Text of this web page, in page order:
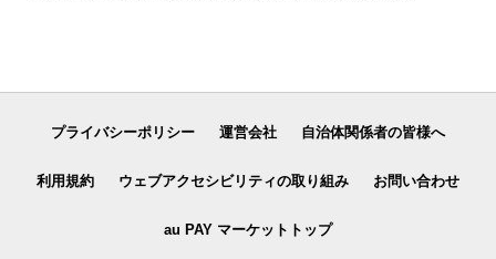
プライバシーポリシー 運営会社 自治体関係者の皆様へ
利用規約 ウェブアクセシビリティの取り組み お問い合わせ
au PAY マーケットトップ